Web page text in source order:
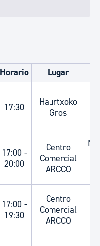
Horario
Lugar
17:30
Haurtxoko
Gros
17:00 -
20:00
Centro
Comercial
ARCCO
17:00 -
19:30
Centro
Comercial
ARCCO